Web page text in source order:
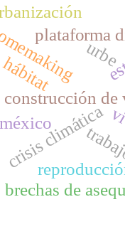
construcción de
urbe
crisis climática
brechas de
plataforma
méxico
hábitat